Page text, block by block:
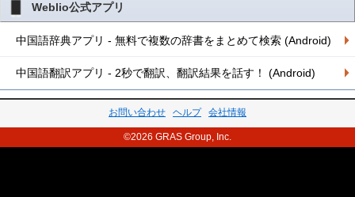
Weblio公式アプリ
中国語辞典アプリ - 無料で複数の辞書をまとめて検索 (Android)
中国語翻訳アプリ - 2秒で翻訳、翻訳結果を話す！ (Android)
お問い合わせ ヘルプ 会社情報
©2026 GRAS Group, Inc.